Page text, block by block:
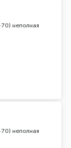
неполная
неполная